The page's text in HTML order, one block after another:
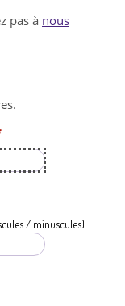
pas à nous
/ minuscules)